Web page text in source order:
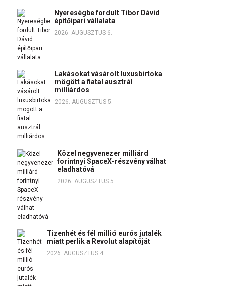
Nyereségbe fordult Tibor Dávid
építőipari vállalata
2026. AUGUSZTUS 6.
Lakásokat vásárolt luxusbirtoka
mögött a fiatal ausztrál
milliárdos
2026. AUGUSZTUS 5.
Közel negyvenezer milliárd
forintnyi SpaceX-részvény válhat
eladhatóvá
2026. AUGUSZTUS 5.
Tizenhét és fél millió eurós jutalék
miatt perlik a Revolut alapítóját
2026. AUGUSZTUS 4.